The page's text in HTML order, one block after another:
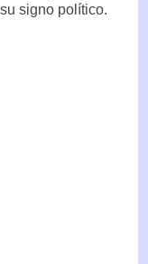
signo político.